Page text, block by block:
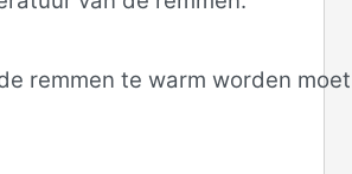
remmen te warm worden